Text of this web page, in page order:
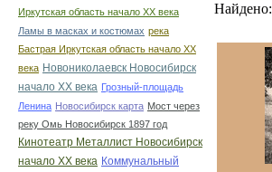
Иркутская область начало ХХ века
Ламы в масках и костюмах река
Бастрая Иркутская область начало ХХ
века Новониколаевск Новосибирск
начало ХХ века Грозный-площадь
Ленина Новосибирск карта Мост через
реку Омь Новосибирск 1897 год
Кинотеатр Металлист Новосибирск
начало ХХ века Коммунальный
Найдено: